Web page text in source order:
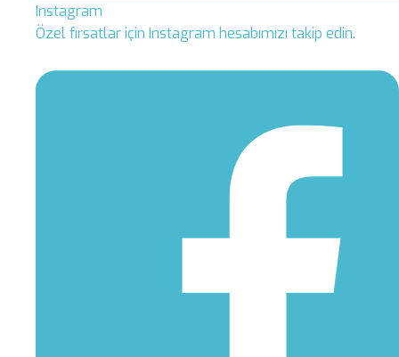
Instagram
Özel fırsatlar için Instagram hesabımızı takip edin.